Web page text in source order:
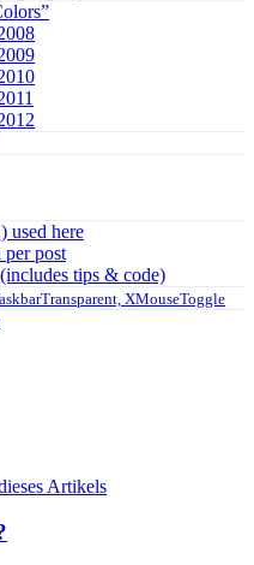
used here
per post
tips & code)
XMouseToggle
Artikels